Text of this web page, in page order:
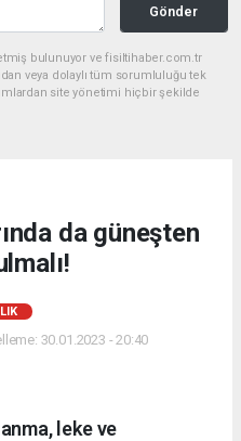
Gönder
bulunuyor ve fisiltihaber.com.tr
veya dolaylı tüm sorumluluğu tek
site yönetimi hiçbir şekilde
da güneşten
30.01.2023 - 20:40
leke ve